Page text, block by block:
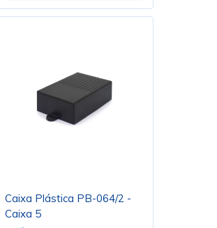
Caixa Plástica PB-064/2 -
Caixa 5